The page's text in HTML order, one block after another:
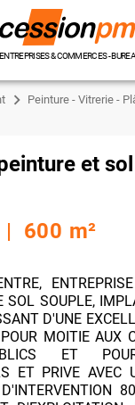
ENTREPRISES & COMMERCES -
Peinture - Vitrerie -
et
600 m²
SOL SOUPLE,
D'UNE
MOITIE AUX
ET
ET PRIVE AVEC